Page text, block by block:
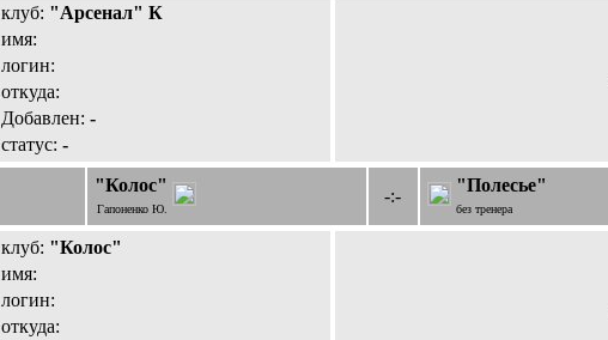
клуб: "Арсенал" К
имя:
логин:
откуда:
Добавлен: -
статус: -
"Колос"
Гапоненко Ю.
-:-
"Полесье"
без тренера
клуб: "Колос"
имя:
логин:
откуда: